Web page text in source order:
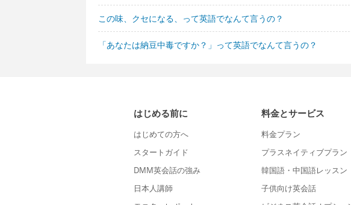
この味、クセになる、って英語でなんて言うの？
「あなたは納豆中毒ですか？」って英語でなんて言うの？
はじめる前に
はじめての方へ
スタートガイド
DMM英会話の強み
日本人講師
料金とサービス
料金プラン
プラスネイティブプラン
韓国語・中国語レッスン
子供向け英会話